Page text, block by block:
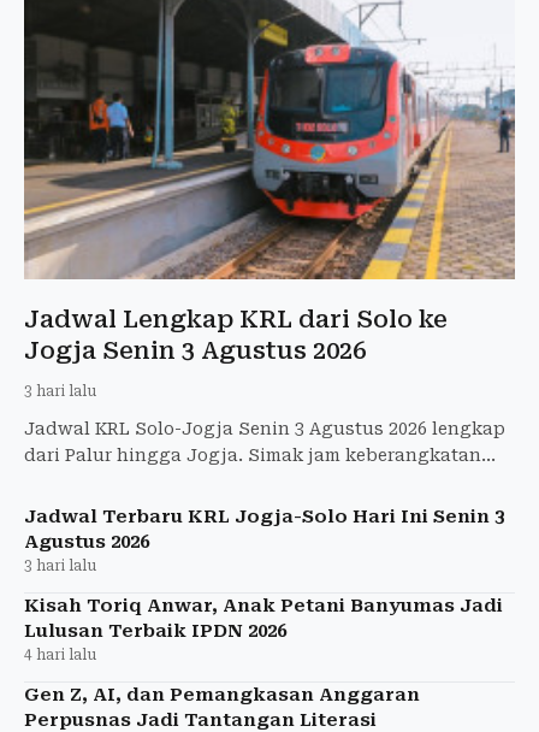
Jadwal Lengkap KRL dari Solo ke
Jogja Senin 3 Agustus 2026
3 hari lalu
Jadwal KRL Solo-Jogja Senin 3 Agustus 2026 lengkap
dari Palur hingga Jogja. Simak jam keberangkatan
Jadwal Terbaru KRL Jogja-Solo Hari Ini Senin 3
Agustus 2026
3 hari lalu
Kisah Toriq Anwar, Anak Petani Banyumas Jadi
Lulusan Terbaik IPDN 2026
4 hari lalu
Gen Z, AI, dan Pemangkasan Anggaran
Perpusnas Jadi Tantangan Literasi